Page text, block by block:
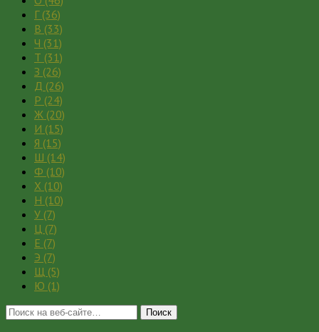
Г (36)
В (33)
Ч (31)
Т (31)
З (26)
Д (26)
Р (24)
Ж (20)
И (15)
Я (15)
Ш (14)
Ф (10)
Х (10)
Н (10)
У (7)
Ц (7)
Е (7)
Э (7)
Щ (5)
Ю (1)
Поиск